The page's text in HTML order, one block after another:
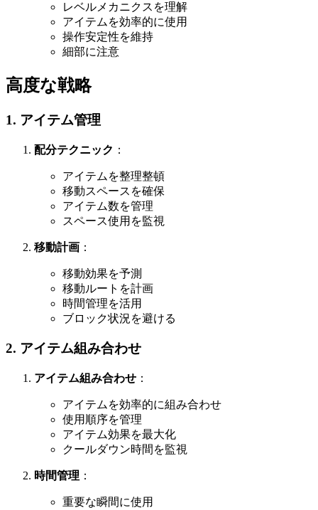
レベルメカニクスを理解
アイテムを効率的に使用
操作安定性を維持
細部に注意
高度な戦略
1. アイテム管理
配分テクニック ：
アイテムを整理整頓
移動スペースを確保
アイテム数を管理
スペース使用を監視
移動計画 ：
移動効果を予測
移動ルートを計画
時間管理を活用
ブロック状況を避ける
2. アイテム組み合わせ
アイテム組み合わせ ：
アイテムを効率的に組み合わせ
使用順序を管理
アイテム効果を最大化
クールダウン時間を監視
時間管理 ：
重要な瞬間に使用